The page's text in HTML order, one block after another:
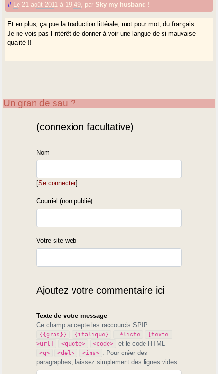
# Le 21 août 2011 à 19:49 parSky my husband !
Et en plus, ça pue la traduction littérale, mot pour mot, du français.
Je ne vois pas l’intérêt de donner à voir une langue de si mauvaise
qualité !!
Un gran de sau ?
(connexion facultative)
Nom
[Se connecter]
Courriel (non publié)
Votre site web
Ajoutez votre commentaire ici
Texte de votre message
Ce champ accepte les raccourcis SPIP
{{gras}} {italique} -*liste
[texte-
>url]
<quote> <code> et le code HTML
<q> <del> <ins>
. Pour créer des
paragraphes, laissez simplement des lignes vides.